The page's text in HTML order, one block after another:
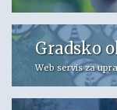
Gradsko
Web servis za